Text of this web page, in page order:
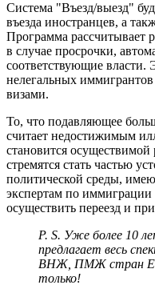
Система "Въезд/выезд"
въезда иностранцев, а
Программа рассчитывает
в случае просрочки,
соответствующие власти.
нелегальных
визами.
То, что подавляющее
считает недостижимым
становится
стремятся стать частью
политической среды,
экспертам по
осуществить переезд и
P. S. Уже более 10
предлагает весь
ВНЖ, ПМЖ стран
только!